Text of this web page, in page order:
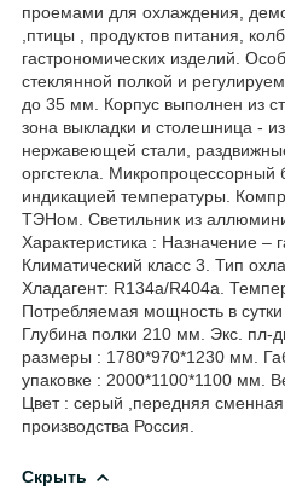
проемами для охлаждения,
,птицы , продуктов питания,
гастрономических изделий.
стеклянной полкой и
до 35 мм. Корпус выполнен из
зона выкладки и столешница -
нержавеющей стали,
оргстекла. Микропроцессорный
индикацией температуры.
ТЭНом. Светильник из
Характеристика : Назначение –
Климатический класс 3. Тип
Хладагент: R134a/R404a.
Потребляемая мощность в
Глубина полки 210 мм. Экс. пл-
размеры : 1780*970*1230 мм.
упаковке : 2000*1100*1100 мм.
Цвет : серый ,передняя
производства Россия.
Скрыть